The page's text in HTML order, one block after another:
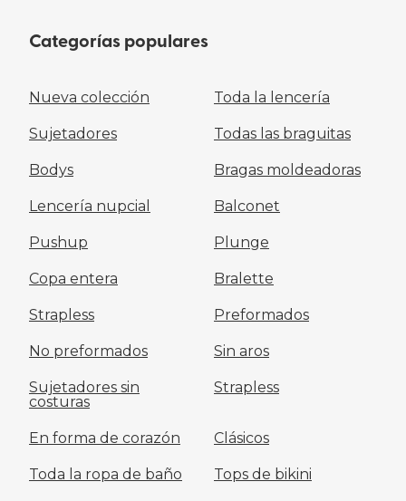
Categorías populares
Nueva colección Toda la lencería
Sujetadores Todas las braguitas
Bodys Bragas moldeadoras
Lencería nupcial Balconet
Pushup Plunge
Copa entera Bralette
Strapless Preformados
No preformados Sin aros
Sujetadores sin
costuras
Strapless
En forma de corazón Clásicos
Toda la ropa de baño Tops de bikini